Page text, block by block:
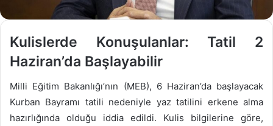
Kulislerde Konuşulanlar: Tatil 2
Haziran’da Başlayabilir
Milli Eğitim Bakanlığı’nın (MEB), 6 Haziran’da başlayacak
Kurban Bayramı tatili nedeniyle yaz tatilini erkene alma
hazırlığında olduğu iddia edildi. Kulis bilgilerine göre,